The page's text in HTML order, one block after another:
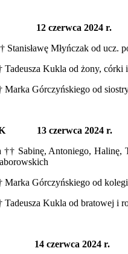
czerwca 2024 r.
Stanisławę Młyńczak od ucz.
Tadeusza Kukla od żony, córki
Marka Górczyńskiego od
13 czerwca 2024 r.
Sabinę, Antoniego, Halinę,
Górczyńskiego od
Kukla od bratowej i
czerwca 2024 r.